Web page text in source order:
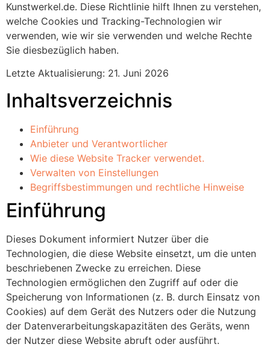
Kunstwerkel.de. Diese Richtlinie hilft Ihnen zu verstehen,
welche Cookies und Tracking-Technologien wir
verwenden, wie wir sie verwenden und welche Rechte
Sie diesbezüglich haben.
Letzte Aktualisierung: 21. Juni 2026
Inhaltsverzeichnis
Einführung
Anbieter und Verantwortlicher
Wie diese Website Tracker verwendet.
Verwalten von Einstellungen
Begriffsbestimmungen und rechtliche Hinweise
Einführung
Dieses Dokument informiert Nutzer über die
Technologien, die diese Website einsetzt, um die unten
beschriebenen Zwecke zu erreichen. Diese
Technologien ermöglichen den Zugriff auf oder die
Speicherung von Informationen (z. B. durch Einsatz von
Cookies) auf dem Gerät des Nutzers oder die Nutzung
der Datenverarbeitungskapazitäten des Geräts, wenn
der Nutzer diese Website abruft oder ausführt.